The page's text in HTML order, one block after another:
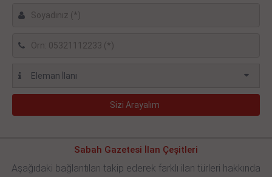
Sabah Gazetesi İlan Çeşitleri
Aşağıdaki bağlantıları takip ederek farklı ilan türleri hakkında